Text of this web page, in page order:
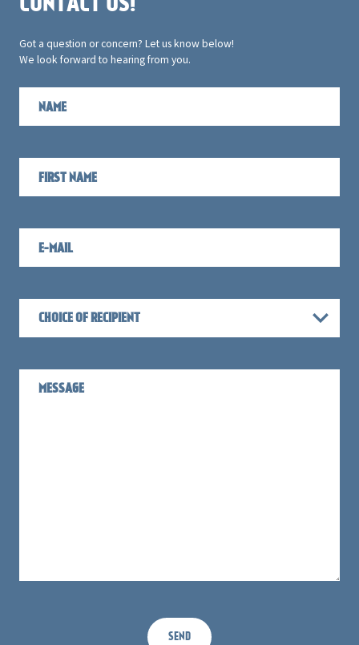
Got a question or concern? Let us know below!
We look forward to hearing from you.